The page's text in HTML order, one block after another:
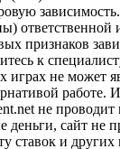
ответственной
признаков
к
играх не может
не
деньги, сайт не
ставок и